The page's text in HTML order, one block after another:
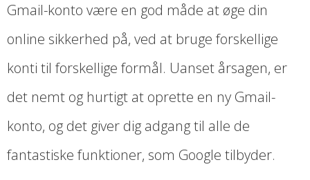
Gmail-konto være en god måde at øge din
online sikkerhed på, ved at bruge forskellige
konti til forskellige formål. Uanset årsagen, er
det nemt og hurtigt at oprette en ny Gmail-
konto, og det giver dig adgang til alle de
fantastiske funktioner, som Google tilbyder.